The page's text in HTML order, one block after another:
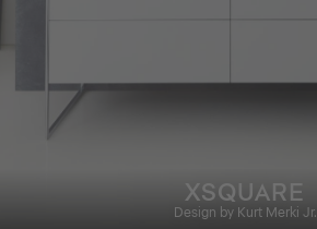
XSQUARE
Design by Kurt Merki Jr.